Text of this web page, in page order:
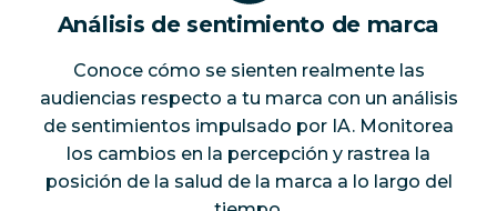
Análisis de sentimiento de marca
Conoce cómo se sienten realmente las
audiencias respecto a tu marca con un análisis
de sentimientos impulsado por IA. Monitorea
los cambios en la percepción y rastrea la
posición de la salud de la marca a lo largo del